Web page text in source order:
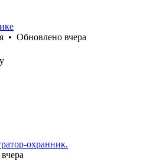
• Обновлено вчера
охранник.
вчера